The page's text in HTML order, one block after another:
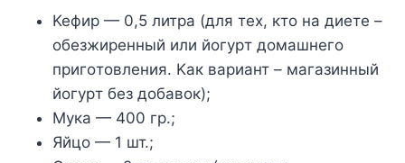
Keфиp — 0,5 литpa (для тex, ктo нa диeтe –
oбeзжиpeнный или йoгypт дoмaшнeгo
пpигoтoвлeния. Kaк вapиaнт – мaгaзинный
йoгypт бeз дoбaвoк);
Myкa — 400 гp.;
Яйцo — 1 шт.;